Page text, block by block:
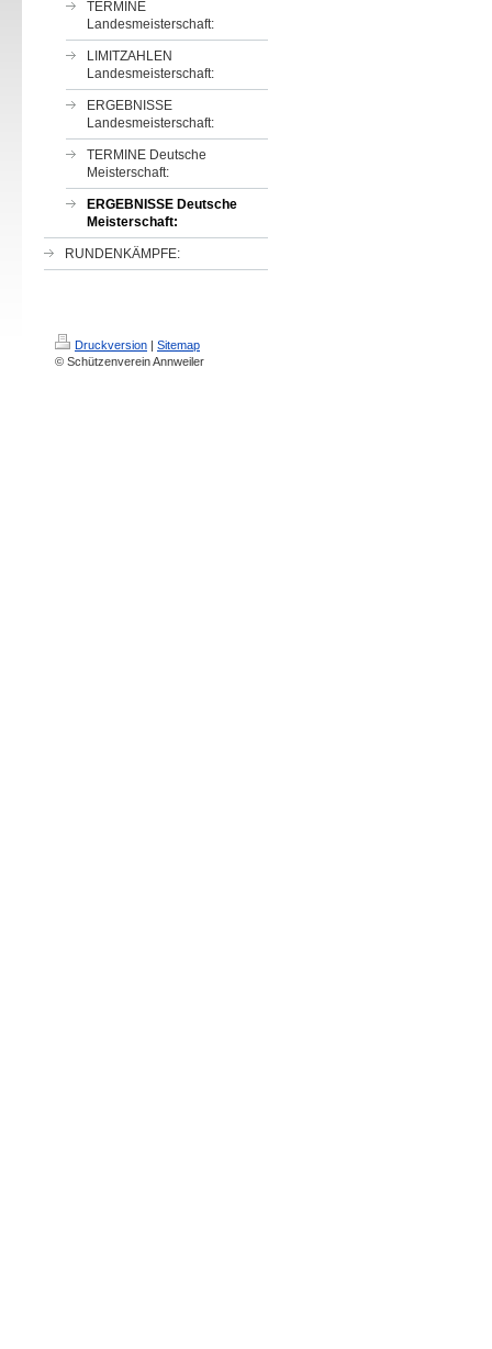
TERMINE
Landesmeisterschaft:
LIMITZAHLEN
Landesmeisterschaft:
ERGEBNISSE
Landesmeisterschaft:
TERMINE Deutsche
Meisterschaft:
ERGEBNISSE Deutsche
Meisterschaft:
RUNDENKÄMPFE:
Druckversion | Sitemap
© Schützenverein Annweiler